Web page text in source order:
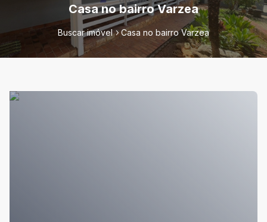
Casa no bairro Varzea
Buscar imóvel Casa no bairro Varzea